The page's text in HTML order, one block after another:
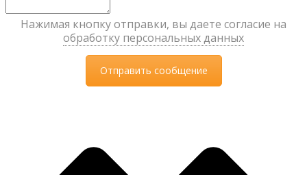
Нажимая кнопку отправки, вы даете согласие на
обработку персональных данных